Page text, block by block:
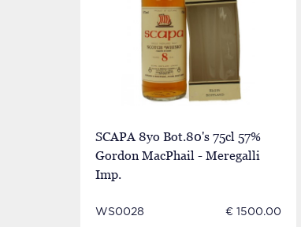
SCAPA 8yo Bot.80's 75cl 57%
Gordon MacPhail - Meregalli
Imp.
WS0028 € 1500.00